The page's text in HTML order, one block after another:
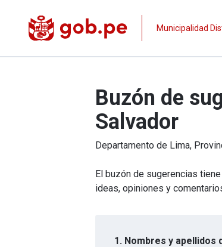
Municipalidad
Buzón de
Salvador
Departamento de Lima,
El buzón de sugerencias
ideas, opiniones y
1. Nombres y apellidos